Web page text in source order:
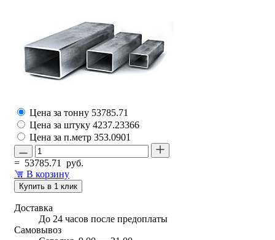
Цена за тонну 53785.71
Цена за штуку 4237.23366
Цена за п.метр 353.0901
= 53785.71
руб.
В корзину
Купить в 1 клик
Доставка
До 24 часов после предоплаты
Самовывоз